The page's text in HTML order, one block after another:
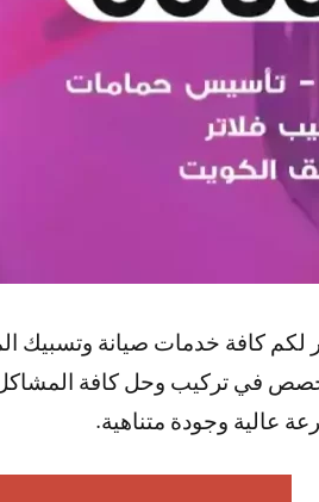
كافة خدمات صيانة وتسبيك
في تركيب وحل كافة
عالية وجودة متناهية.